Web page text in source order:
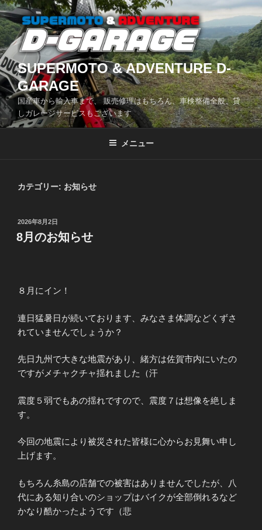
コ
ン
テ
ン
ツ
へ
ス
キ
ッ
SUPERMOTO & ADVENTURE D-
GARAGE
国産車から輸入車まで、 販売修理はもちろん、車検整備全般、貸
しガレージサービスもございます
メニュー
カテゴリー: お知らせ
投
稿
日:
2026年8月2日
8月のお知らせ
８月にイン！
連日猛暑日が続いております、みなさま体調などくずさ
れていませんでしょうか？
先日九州で大きな地震があり、緒方は佐賀市内にいたの
ですがメチャクチャ揺れました（汗
震度５弱でもあの揺れですので、震度７は想像を絶しま
す。
今回の地震により被災された皆様に心からお見舞い申し
上げます。
もちろん糸島の店舗での被害はありませんでしたが、八
代にある知り合いのショップはバイクが全部倒れるなど
かなり酷かったようです（悲